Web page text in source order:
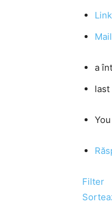
Mail
a
last
Filter